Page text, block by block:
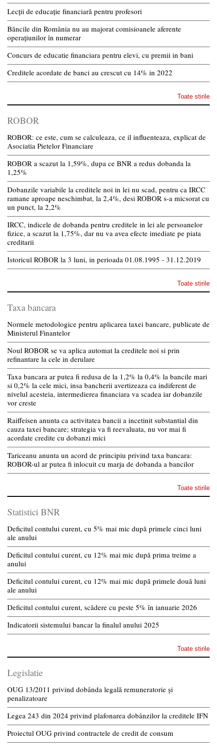
Lecții de educație financiară pentru profesori
Băncile din România nu au majorat comisioanele aferente
operațiunilor în numerar
Concurs de educatie financiara pentru elevi, cu premii in bani
Creditele acordate de banci au crescut cu 14% in 2022
Toate stirile
ROBOR
ROBOR: ce este, cum se calculeaza, ce il influenteaza, explicat de
Asociatia Pietelor Financiare
ROBOR a scazut la 1,59%, dupa ce BNR a redus dobanda la
1,25%
Dobanzile variabile la creditele noi in lei nu scad, pentru ca IRCC
ramane aproape neschimbat, la 2,4%, desi ROBOR s-a micsorat cu
un punct, la 2,2%
IRCC, indicele de dobanda pentru creditele in lei ale persoanelor
fizice, a scazut la 1,75%, dar nu va avea efecte imediate pe piata
creditarii
Istoricul ROBOR la 3 luni, in perioada 01.08.1995 - 31.12.2019
Toate stirile
Taxa bancara
Normele metodologice pentru aplicarea taxei bancare, publicate de
Ministerul Finantelor
Noul ROBOR se va aplica automat la creditele noi si prin
refinantare la cele in derulare
Taxa bancara ar putea fi redusa de la 1,2% la 0,4% la bancile mari
si 0,2% la cele mici, insa bancherii avertizeaza ca indiferent de
nivelul acesteia, intermedierea financiara va scadea iar dobanzile
vor creste
Raiffeisen anunta ca activitatea bancii a incetinit substantial din
cauza taxei bancare; strategia va fi reevaluata, nu vor mai fi
acordate credite cu dobanzi mici
Tariceanu anunta un acord de principiu privind taxa bancara:
ROBOR-ul ar putea fi inlocuit cu marja de dobanda a bancilor
Toate stirile
Statistici BNR
Deficitul contului curent, cu 5% mai mic după primele cinci luni
ale anului
Deficitul contului curent, cu 12% mai mic după prima treime a
anului
Deficitul contului curent, cu 12% mai mic după primele două luni
ale anului
Deficitul contului curent, scădere cu peste 5% în ianuarie 2026
Indicatorii sistemului bancar la finalul anului 2025
Toate stirile
Legislatie
OUG 13/2011 privind dobânda legală remuneratorie și
penalizatoare
Legea 243 din 2024 privind plafonarea dobânzilor la creditele IFN
Proiectul OUG privind contractele de credit de consum